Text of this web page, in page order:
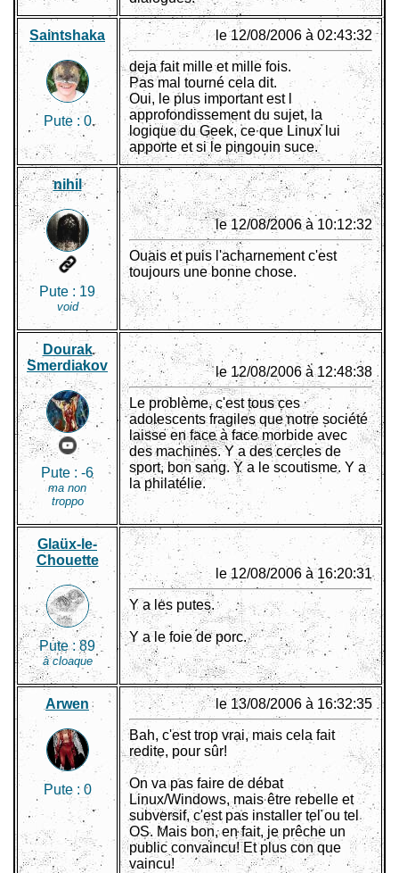
Saintshaka
Pute :0
le 12/08/2006 à 02:43:32
deja fait mille et mille fois.
Pas mal tourné cela dit.
Oui, le plus important est l
approfondissement du sujet, la
logique du Geek, ce que Linux lui
apporte et si le pingouin suce.
nihil
Pute : 19
void
le 12/08/2006 à 10:12:32
Ouais et puis l'acharnement c'est
toujours une bonne chose.
Dourak
Smerdiakov
Pute : -6
ma non
troppo
le 12/08/2006 à 12:48:38
Le problème, c'est tous ces
adolescents fragiles que notre société
laisse en face à face morbide avec
des machines. Y a des cercles de
sport, bon sang. Y a le scoutisme. Y a
la philatélie.
Glaüx-le-
Chouette
Pute :89
à cloaque
le 12/08/2006 à 16:20:31
Y a les putes.
Y a le foie de porc.
Arwen
Pute : 0
le 13/08/2006 à 16:32:35
Bah, c'est trop vrai, mais cela fait
redite, pour sûr!
On va pas faire de débat
Linux/Windows, mais être rebelle et
subversif, c'est pas installer tel ou tel
OS. Mais bon, en fait, je prêche un
public convaincu! Et plus con que
vaincu!